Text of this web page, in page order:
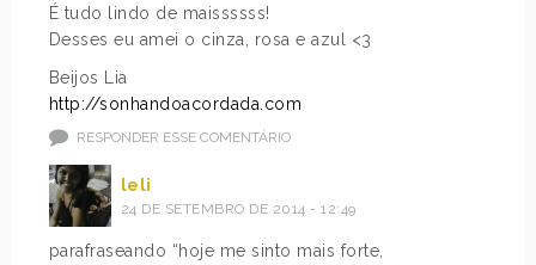
É tudo lindo de maissssss!
Desses eu amei o cinza, rosa e azul <3
Beijos Lia
http://sonhandoacordada.com
RESPONDER ESSE COMENTÁRIO
leli
24 DE SETEMBRO DE 2014 - 12:49
parafraseando “hoje me sinto mais forte,